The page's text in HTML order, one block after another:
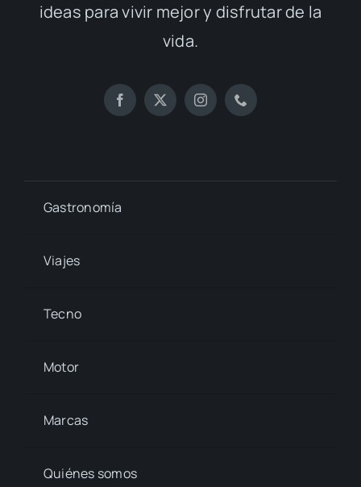
ideas para vivir mejor y disfrutar de la
vida.
Gastronomía
Viajes
Tecno
Motor
Marcas
Quiénes somos